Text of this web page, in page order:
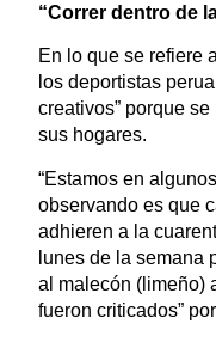
“Correr dentro de
En lo que se refiere
los deportistas
creativos” porque
sus hogares.
“Estamos en
observando es que
adhieren a la
lunes de la semana
al malecón (limeño)
fueron criticados”